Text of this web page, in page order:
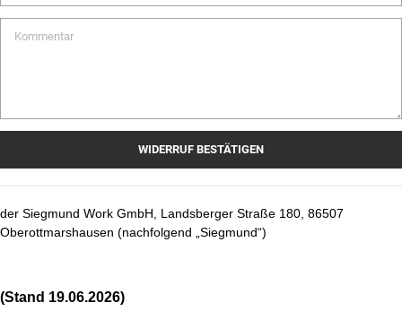
Kommentar
WIDERRUF BESTÄTIGEN
der Siegmund Work GmbH, Landsberger Straße 180, 86507
Oberottmarshausen (nachfolgend „Siegmund“)
(Stand 19.06.2026)